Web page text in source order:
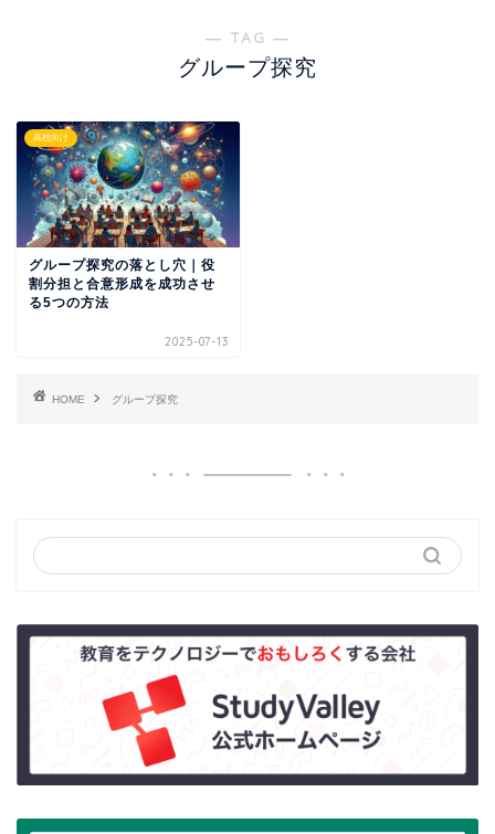
― TAG ―
グループ探究
高校向け
グループ探究の落とし穴｜役
割分担と合意形成を成功させ
る5つの方法
2025-07-13
HOME グループ探究